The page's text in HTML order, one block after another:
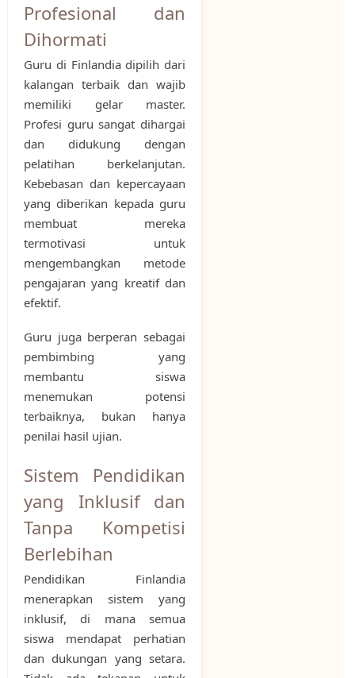
Profesional dan
Dihormati
Guru di Finlandia dipilih dari
kalangan terbaik dan wajib
memiliki gelar master.
Profesi guru sangat dihargai
dan didukung dengan
pelatihan berkelanjutan.
Kebebasan dan kepercayaan
yang diberikan kepada guru
membuat mereka
termotivasi untuk
mengembangkan metode
pengajaran yang kreatif dan
efektif.
Guru juga berperan sebagai
pembimbing yang
membantu siswa
menemukan potensi
terbaiknya, bukan hanya
penilai hasil ujian.
Sistem Pendidikan
yang Inklusif dan
Tanpa Kompetisi
Berlebihan
Pendidikan Finlandia
menerapkan sistem yang
inklusif, di mana semua
siswa mendapat perhatian
dan dukungan yang setara.